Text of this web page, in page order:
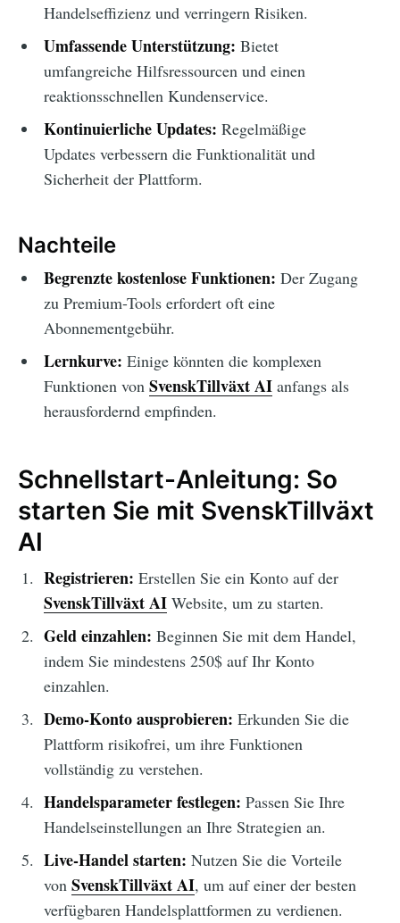
Handelseffizienz und verringern Risiken.
Umfassende Unterstützung: Bietet
umfangreiche Hilfsressourcen und einen
reaktionsschnellen Kundenservice.
Kontinuierliche Updates: Regelmäßige
Updates verbessern die Funktionalität und
Sicherheit der Plattform.
Nachteile
Begrenzte kostenlose Funktionen: Der Zugang
zu Premium-Tools erfordert oft eine
Abonnementgebühr.
Lernkurve: Einige könnten die komplexen
Funktionen von SvenskTillväxt AIanfangs als
herausfordernd empfinden.
Schnellstart-Anleitung: So
starten Sie mit SvenskTillväxt
AI
Registrieren: Erstellen Sie ein Konto auf der
SvenskTillväxt AIWebsite, um zu starten.
Geld einzahlen: Beginnen Sie mit dem Handel,
indem Sie mindestens 250$ auf Ihr Konto
einzahlen.
Demo-Konto ausprobieren: Erkunden Sie die
Plattform risikofrei, um ihre Funktionen
vollständig zu verstehen.
Handelsparameter festlegen: Passen Sie Ihre
Handelseinstellungen an Ihre Strategien an.
Live-Handel starten: Nutzen Sie die Vorteile
von SvenskTillväxt AI, um auf einer der besten
verfügbaren Handelsplattformen zu verdienen.